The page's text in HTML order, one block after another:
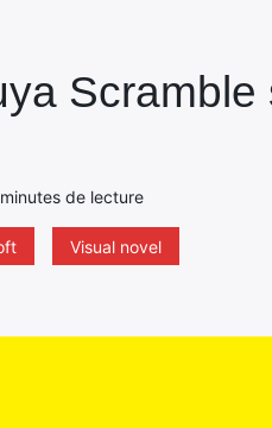
Scramble
de lecture
Visual novel